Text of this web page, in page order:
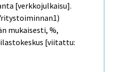
[verkkojulkaisu].
mukaisesti, %,
[viitattu: